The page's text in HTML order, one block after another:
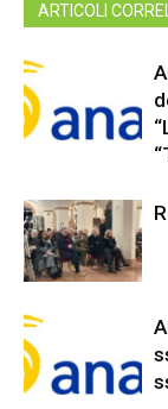
ARTICOLI